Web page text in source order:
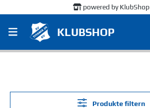
powered by KlubShop
KLUBSHOP
Produkte filtern